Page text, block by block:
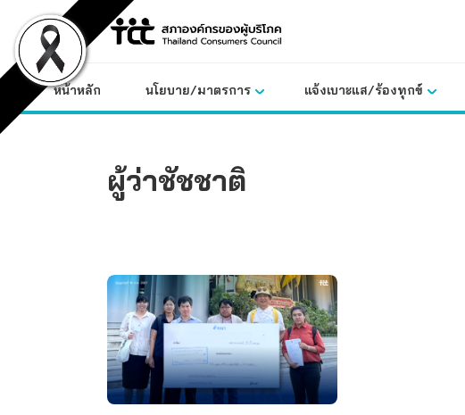
content
หน้าหลัก นโยบาย/มาตรการ แจ้งเบาะแส/ร้องทุกข์
ผู้ว่าชัชชาติ